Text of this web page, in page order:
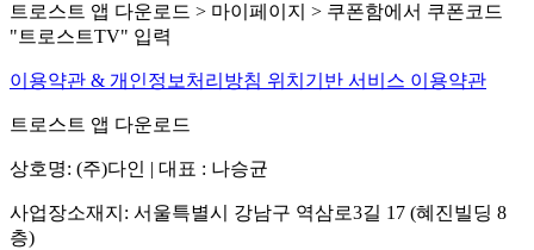
트로스트 앱 다운로드 > 마이페이지 > 쿠폰함에서 쿠폰코드
"트로스트TV" 입력
이용약관 & 개인정보처리방침 위치기반 서비스 이용약관
트로스트 앱 다운로드
상호명: (주)다인 | 대표 : 나승균
사업장소재지: 서울특별시 강남구 역삼로3길 17 (혜진빌딩 8
층)